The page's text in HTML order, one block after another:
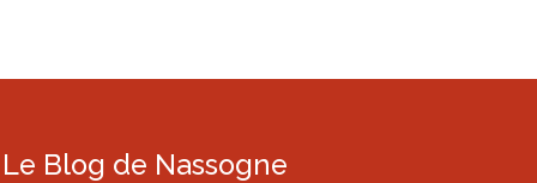
Le Blog de Nassogne